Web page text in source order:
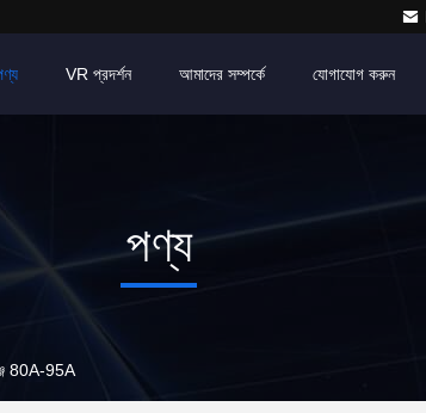
VR প্রদর্শন আমাদের সম্পর্কে যোগাযোগ করুন
পণ্য
80A-95A